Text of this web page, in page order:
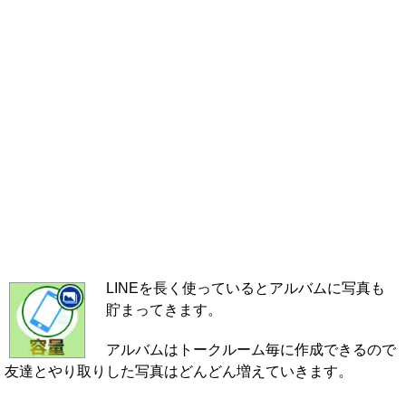
LINEを長く使っているとアルバムに写真も
貯まってきます。
アルバムはトークルーム毎に作成できるので
友達とやり取りした写真はどんどん増えていきます。